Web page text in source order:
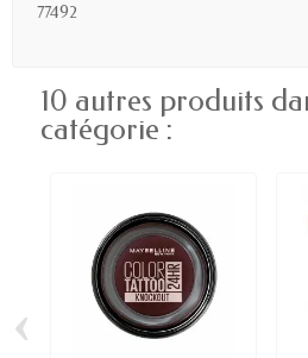
77492
10 autres produits
catégorie :
‹